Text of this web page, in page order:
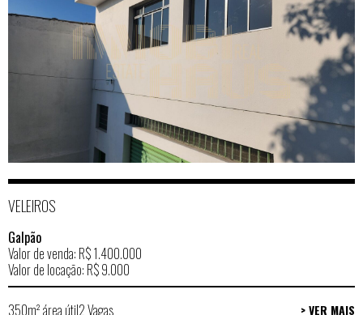
VELEIROS
Galpão
Valor de venda: R$ 1.400.000
Valor de locação: R$ 9.000
350m² área útil2 Vagas > VER MAIS